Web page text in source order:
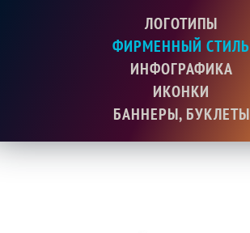
ЛОГОТИПЫ
ФИРМЕННЫЙ СТИЛЬ
ИНФОГРАФИКА
ИКОНКИ
БАННЕРЫ, БУКЛЕТЫ